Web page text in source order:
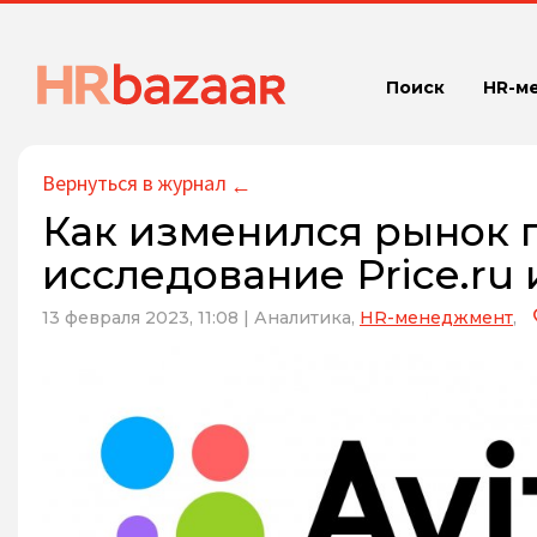
Поиск HR-
Вернуться в журнал ←
Как изменился рынок
исследование Price.ru
13 февраля 2023, 11:08 | Аналитика, HR-менеджмент,